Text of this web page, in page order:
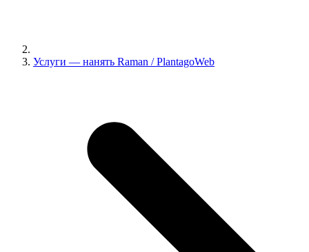
Услуги — нанять Raman / PlantagoWeb